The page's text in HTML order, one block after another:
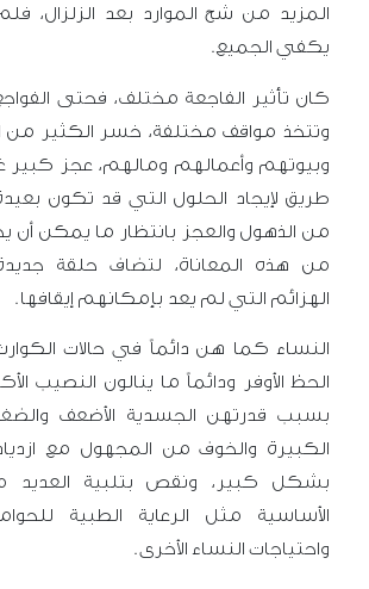
المزيد من شح الموارد بعد الزلزال، فلم
يكفي الجميع.
كان تأثير الفاجعة مختلف، فحتى الفواجع
وتتخذ مواقف مختلفة، خسر الكثير من
وبيوتهم وأعمالهم ومالهم، عجز كبير
طريق لإيجاد الحلول التي قد تكون بعيدة
من الذهول والعجز بانتظار ما يمكن أن
من هذه المعاناة، لتضاف حلقة
الهزائم التي لم يعد بإمكانهم إيقافها.
النساء كما هن دائماً في حالات
الحظ الأوفر ودائماً ما ينالون النصيب
بسبب قدرتهن الجسدية الأضعف
الكبيرة والخوف من المجهول مع ازدياد
بشكل كبير، ونقص بتلبية العديد من
الأساسية مثل الرعاية الطبية
واحتياجات النساء الأخرى.